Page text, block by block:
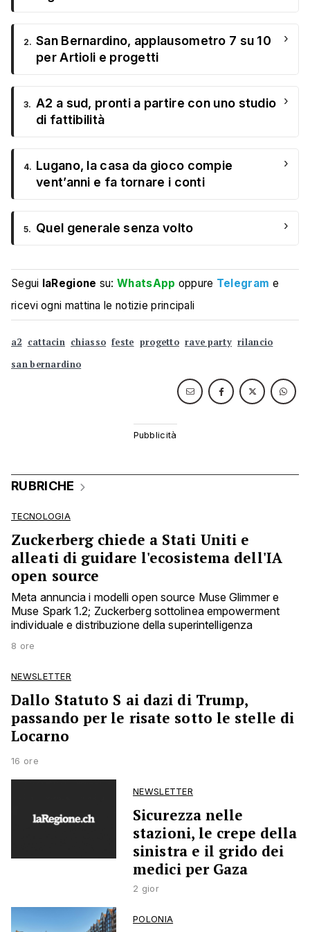
2. San Bernardino, applausometro 7 su 10
per Artioli e progetti
›
3. A2 a sud, pronti a partire con uno studio
di fattibilità
›
4. Lugano, la casa da gioco compie
vent’anni e fa tornare i conti
›
5. Quel generale senza volto ›
Segui laRegione su:WhatsApp oppure Telegram e
ricevi ogni mattina le notizie principali
a2 cattacin chiasso feste progetto rave party rilancio
san bernardino
RUBRICHE
TECNOLOGIA
Zuckerberg chiede a Stati Uniti e
alleati di guidare l'ecosistema dell'IA
open source
Meta annuncia i modelli open source Muse Glimmer e
Muse Spark 1.2; Zuckerberg sottolinea empowerment
individuale e distribuzione della superintelligenza
8 ore
NEWSLETTER
Dallo Statuto S ai dazi di Trump,
passando per le risate sotto le stelle di
Locarno
16 ore
NEWSLETTER
Sicurezza nelle
stazioni, le crepe della
sinistra e il grido dei
medici per Gaza
2 gior
POLONIA